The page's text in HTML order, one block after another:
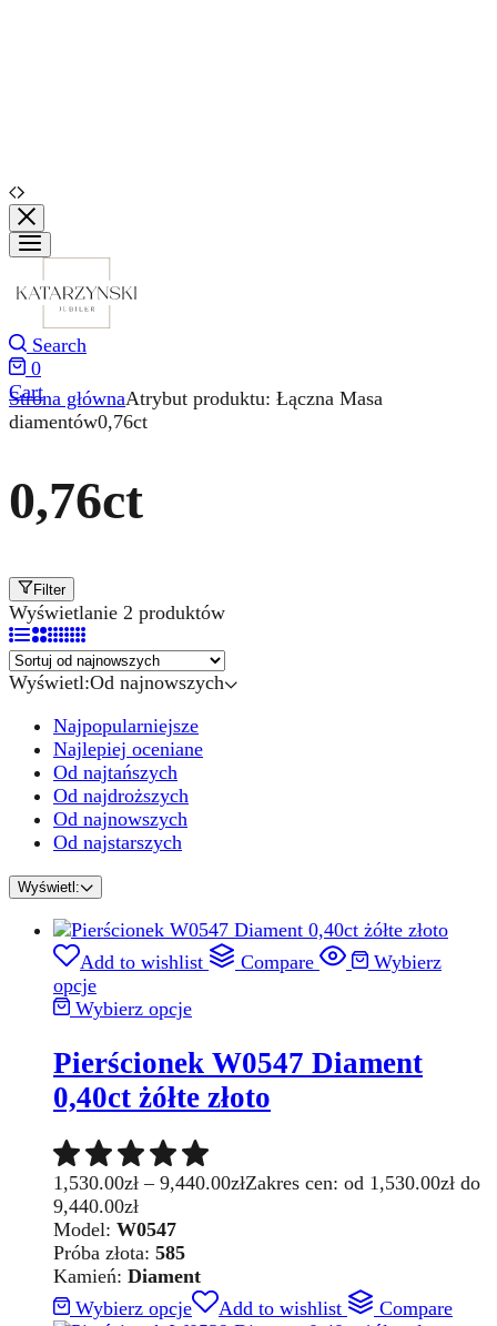
Search
0
Cart
Strona głównaAtrybut produktu: Łączna Masa
diamentów0,76ct
0,76ct
Filter
Wyświetlanie 2 produktów
Wyświetl:Od najnowszych
Najpopularniejsze
Najlepiej oceniane
Od najtańszych
Od najdroższych
Od najnowszych
Od najstarszych
Wyświetl:
Add to wishlist Compare
Wybierz
opcje
Wybierz opcje
Pierścionek W0547 Diament
0,40ct żółte złoto
1,530.00zł – 9,440.00złZakres cen: od 1,530.00zł do
9,440.00zł
Model: W0547
Próba złota: 585
Kamień: Diament
Wybierz opcje
Add to wishlist Compare